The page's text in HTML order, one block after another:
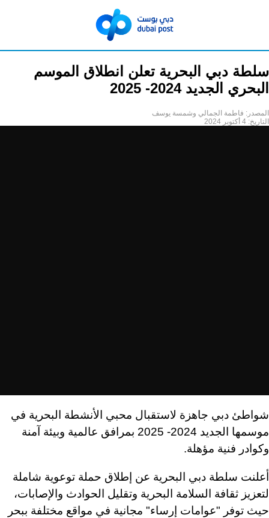
سلطة دبي البحرية تعلن انطلاق الموسم
البحري الجديد 2024- 2025
المصدر: فاطمة الجمالي وشمسة يوسف
التاريخ: 4 أكتوبر 2024
شواطئ دبي جاهزة لاستقبال محبي الأنشطة البحرية في
موسمها الجديد 2024- 2025 بمرافق عالمية وبيئة آمنة
وكوادر فنية مؤهلة.
أعلنت سلطة دبي البحرية عن إطلاق حملة توعوية شاملة
لتعزيز ثقافة السلامة البحرية وتقليل الحوادث والإصابات،
حيث توفر "عوامات إرساء" مجانية في مواقع مختلفة ببحر